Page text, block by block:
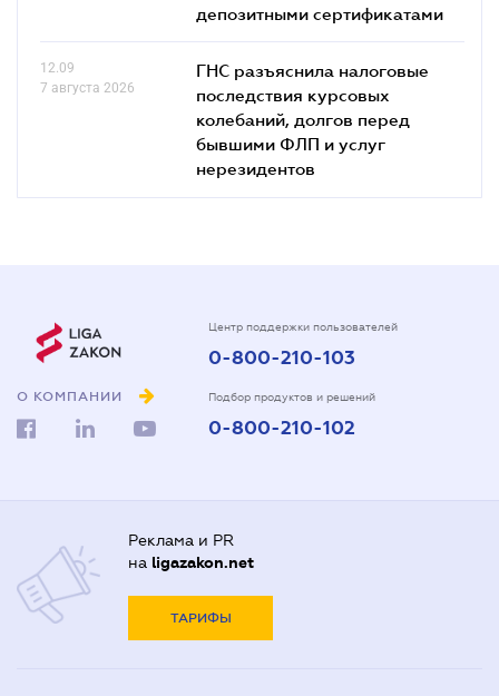
депозитными сертификатами
12.09
7 августа 2026
ГНС разъяснила налоговые
последствия курсовых
колебаний, долгов перед
бывшими ФЛП и услуг
нерезидентов
О КОМПАНИИ
Центр поддержки пользователей
0-800-210-103
Подбор продуктов и решений
0-800-210-102
Реклама и PR
на ligazakon.net
ТАРИФЫ